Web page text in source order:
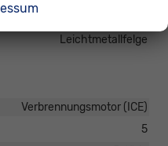
Leichtmetallfelge
Verbrennungsmotor (ICE)
5